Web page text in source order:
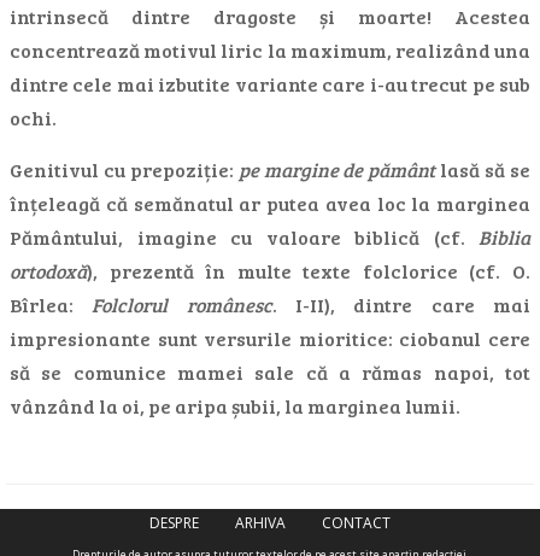
intrinsecă dintre dragoste și moarte! Acestea
concentrează motivul liric la maximum, realizând una
dintre cele mai izbutite variante care i-au trecut pe sub
ochi.
Genitivul cu prepoziție: pe margine de pământlasă să se
înțeleagă că semănatul ar putea avea loc la marginea
Pământului, imagine cu valoare biblică (cf. Biblia
ortodoxă), prezentă în multe texte folclorice (cf. O.
Bîrlea: Folclorul românesc. I-II), dintre care mai
impresionante sunt versurile mioritice: ciobanul cere
să se comunice mamei sale că a rămas napoi, tot
vânzând la oi, pe aripa șubii, la marginea lumii.
DESPRE ARHIVA CONTACT